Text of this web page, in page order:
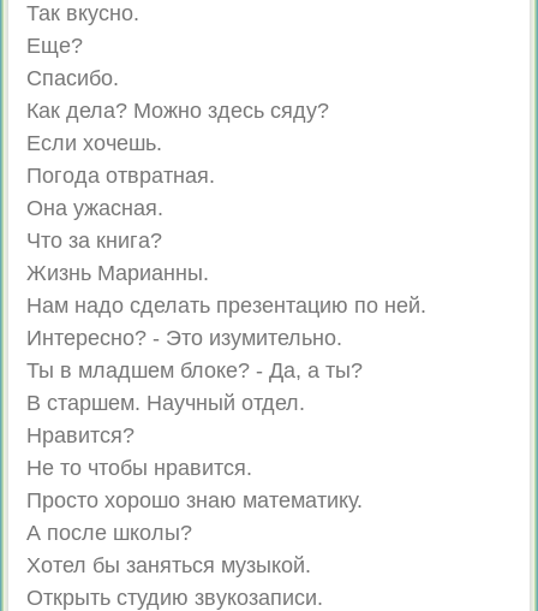
Так вкусно.
Еще?
Спасибо.
Как дела? Можно здесь сяду?
Если хочешь.
Погода отвратная.
Она ужасная.
Что за книга?
Жизнь Марианны.
Нам надо сделать презентацию по ней.
Интересно? - Это изумительно.
Ты в младшем блоке? - Да, а ты?
В старшем. Научный отдел.
Нравится?
Не то чтобы нравится.
Просто хорошо знаю математику.
А после школы?
Хотел бы заняться музыкой.
Открыть студию звукозаписи.